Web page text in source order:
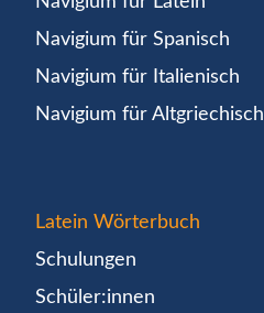
Navigium für Spanisch
Navigium für Italienisch
Navigium für Altgriechisch
Latein Wörterbuch
Schulungen
Schüler:innen